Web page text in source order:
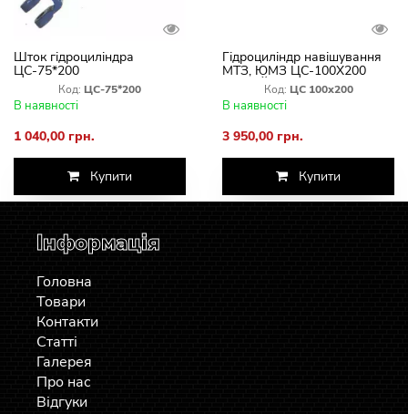
Шток гідроциліндра
ЦС-75*200
Код: ЦС-75*200
В наявності
1 040,00 грн.
Купити
Гідроциліндр навішування
МТЗ, ЮМЗ ЦС-100Х200
НОВИЙ (Болгария)
Код: ЦС 100х200
В наявності
3 950,00 грн.
Купити
Інформація
Головна
Товари
Контакти
Статті
Галерея
Про нас
Відгуки